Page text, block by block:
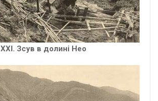
XXІ. Зсув в долині Нео